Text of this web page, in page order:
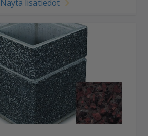
Näytä lisätiedot